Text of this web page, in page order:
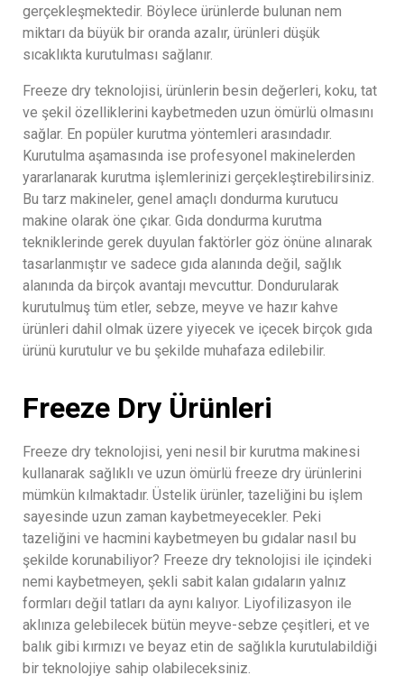
gerçekleşmektedir. Böylece ürünlerde bulunan nem
miktarı da büyük bir oranda azalır, ürünleri düşük
sıcaklıkta kurutulması sağlanır.
Freeze dry teknolojisi, ürünlerin besin değerleri, koku, tat
ve şekil özelliklerini kaybetmeden uzun ömürlü olmasını
sağlar. En popüler kurutma yöntemleri arasındadır.
Kurutulma aşamasında ise profesyonel makinelerden
yararlanarak kurutma işlemlerinizi gerçekleştirebilirsiniz.
Bu tarz makineler, genel amaçlı dondurma kurutucu
makine olarak öne çıkar. Gıda dondurma kurutma
tekniklerinde gerek duyulan faktörler göz önüne alınarak
tasarlanmıştır ve sadece gıda alanında değil, sağlık
alanında da birçok avantajı mevcuttur. Dondurularak
kurutulmuş tüm etler, sebze, meyve ve hazır kahve
ürünleri dahil olmak üzere yiyecek ve içecek birçok gıda
ürünü kurutulur ve bu şekilde muhafaza edilebilir.
Freeze Dry Ürünleri
Freeze dry teknolojisi, yeni nesil bir kurutma makinesi
kullanarak sağlıklı ve uzun ömürlü freeze dry ürünlerini
mümkün kılmaktadır. Üstelik ürünler, tazeliğini bu işlem
sayesinde uzun zaman kaybetmeyecekler. Peki
tazeliğini ve hacmini kaybetmeyen bu gıdalar nasıl bu
şekilde korunabiliyor? Freeze dry teknolojisi ile içindeki
nemi kaybetmeyen, şekli sabit kalan gıdaların yalnız
formları değil tatları da aynı kalıyor. Liyofilizasyon ile
aklınıza gelebilecek bütün meyve-sebze çeşitleri, et ve
balık gibi kırmızı ve beyaz etin de sağlıkla kurutulabildiği
bir teknolojiye sahip olabileceksiniz.